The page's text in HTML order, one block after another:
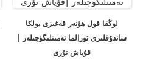
لوڭقا قول ھۈنەر قەغىزى بولكا
ساندۇقلىرى ئورالما تەمىنلىگۈچىلەر |
قۇياش نۇرى